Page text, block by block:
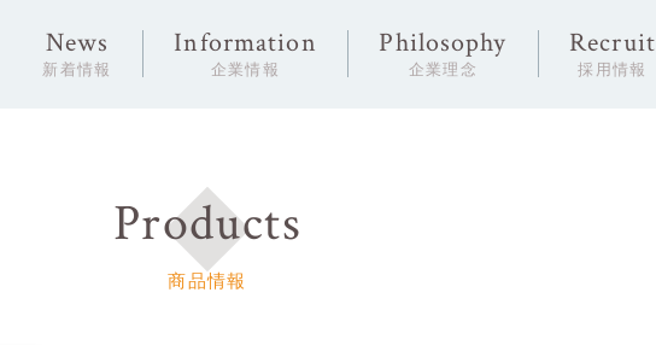
News
新着情報
Information
企業情報
Philosophy
企業理念
Recruit
採用情報
Products
商品情報